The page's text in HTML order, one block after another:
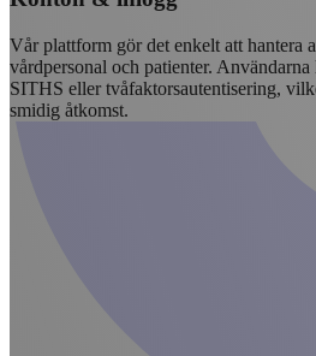
Vår plattform gör det enkelt att hantera
vårdpersonal och patienter.
SITHS eller tvåfaktorsautentisering,
smidig åtkomst.